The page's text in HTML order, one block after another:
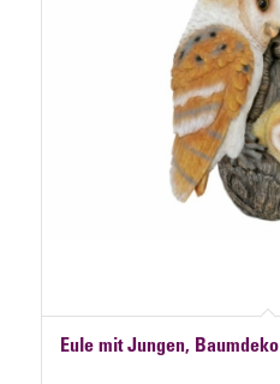
Eule mit Jungen, Baumdeko